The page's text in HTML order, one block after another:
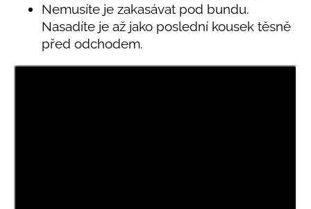
Nemusíte je zakasávat pod bundu.
Nasadíte je až jako poslední kousek těsně
před odchodem.
LETNÍ
ČEPICE